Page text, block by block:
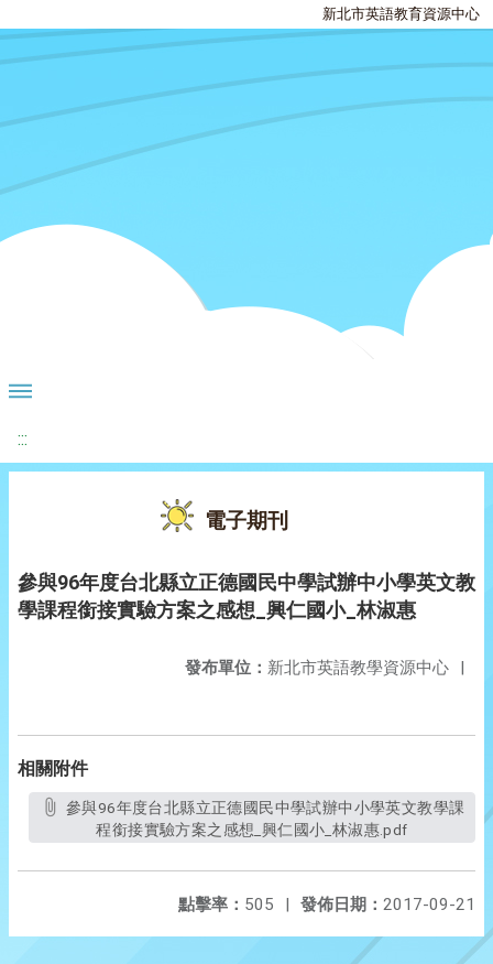
新北市英語教育資源中心
:::
電子期刊
參與96年度台北縣立正德國民中學試辦中小學英文教
學課程銜接實驗方案之感想_興仁國小_林淑惠
發布單位： 新北市英語教學資源中心 |
相關附件
程銜接實驗方案之感想_興仁國小_林淑惠.pdf
發佈日期： 2017-09-21
點擊率： 505 |